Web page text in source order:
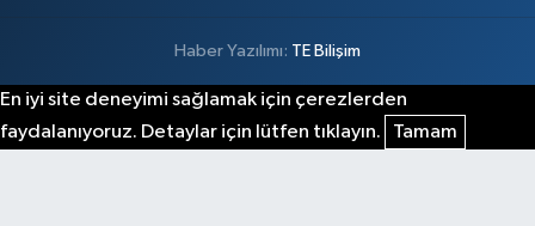
Haber Yazılımı: TE Bilişim
En iyi site deneyimi sağlamak için çerezlerden
faydalanıyoruz. Detaylar için lütfen tıklayın.
Tamam